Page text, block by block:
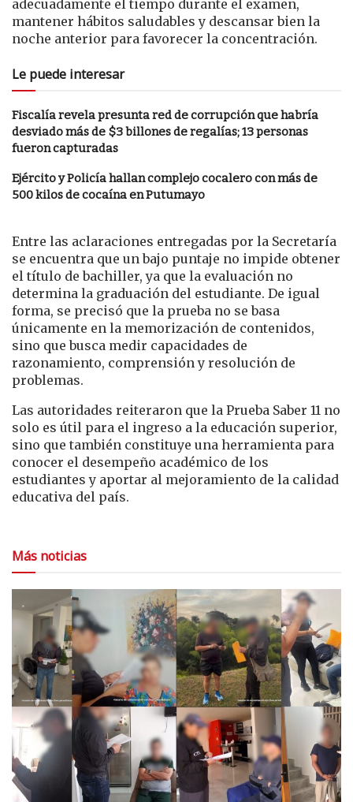
adecuadamente el tiempo durante el examen,
mantener hábitos saludables y descansar bien la
noche anterior para favorecer la concentración.
Le puede interesar
Fiscalía revela presunta red de corrupción que habría
desviado más de $3 billones de regalías; 13 personas
fueron capturadas
Ejército y Policía hallan complejo cocalero con más de
500 kilos de cocaína en Putumayo
Entre las aclaraciones entregadas por la Secretaría
se encuentra que un bajo puntaje no impide obtener
el título de bachiller, ya que la evaluación no
determina la graduación del estudiante. De igual
forma, se precisó que la prueba no se basa
únicamente en la memorización de contenidos,
sino que busca medir capacidades de
razonamiento, comprensión y resolución de
problemas.
Las autoridades reiteraron que la Prueba Saber 11 no
solo es útil para el ingreso a la educación superior,
sino que también constituye una herramienta para
conocer el desempeño académico de los
estudiantes y aportar al mejoramiento de la calidad
educativa del país.
Más noticias